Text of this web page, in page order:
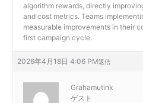
algorithm rewards, directly
and cost metrics. Teams
measurable improvements in their
first campaign cycle.
2026年4月18日 4:06 PM返信
Grahamutink
ゲスト